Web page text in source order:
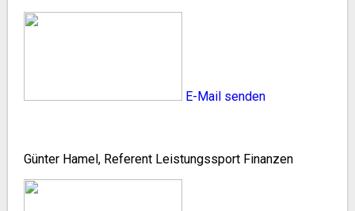
E-Mail senden
Günter Hamel, Referent Leistungssport Finanzen